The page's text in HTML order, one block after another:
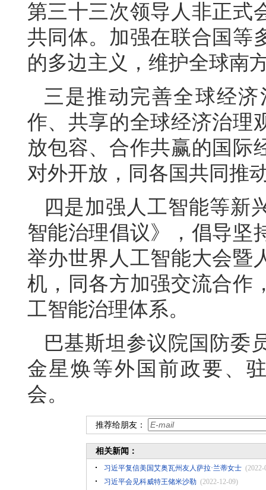
第三十三次领导人非正式
共同体。加强在联合国等
的多边主义，维护全球南
三是推动完善全球经
作、共享的全球经济治理
放包容、合作共赢的国际
对外开放，同各国共同推
四是加强人工智能等新
智能治理倡议》，倡导坚
举办世界人工智能大会暨
机，同各方加强交流合作
工智能治理体系。
巴基斯坦参议院国防委
金星焕等外国前政要、
会。
推荐给朋友：
相关新闻：
习近平复信美国艾奥瓦州友人萨拉·兰蒂女士 (2022-
习近平会见科威特王储米沙勒 (2022-12-09)